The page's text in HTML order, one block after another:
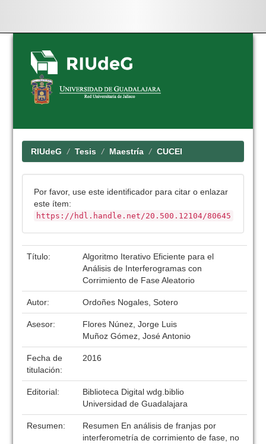
Skip
navigation
RIUdeG Tesis Maestría CUCEI
Por favor, use este identificador para citar o enlazar
este ítem:
https://hdl.handle.net/20.500.12104/80645
Título:
Algoritmo Iterativo Eficiente para el
Análisis de Interferogramas con
Corrimiento de Fase Aleatorio
Autor: Ordoñes Nogales, Sotero
Asesor:
Flores Núnez, Jorge Luis
Muñoz Gómez, José Antonio
Fecha de
titulación:
2016
Editorial:
Biblioteca Digital wdg.biblio
Universidad de Guadalajara
Resumen:
Resumen En análisis de franjas por
interferometría de corrimiento de fase, no